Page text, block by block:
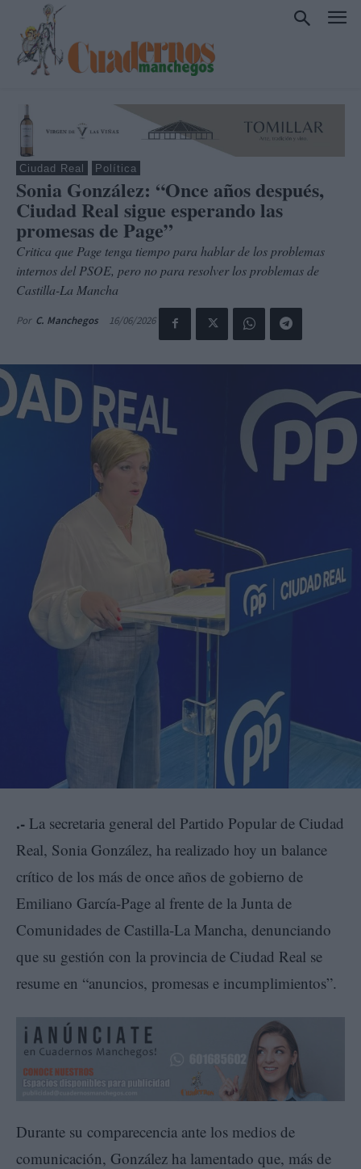
Ciudad Real Política
Sonia González: “Once años después,
Ciudad Real sigue esperando las
promesas de Page”
Critica que Page tenga tiempo para hablar de los problemas
internos del PSOE, pero no para resolver los problemas de
Castilla-La Mancha
Por C. Manchegos 16/06/2026
.- La secretaria general del Partido Popular de Ciudad
Real, Sonia González, ha realizado hoy un balance
crítico de los más de once años de gobierno de
Emiliano García-Page al frente de la Junta de
Comunidades de Castilla-La Mancha, denunciando
que su gestión con la provincia de Ciudad Real se
resume en “anuncios, promesas e incumplimientos”.
Durante su comparecencia ante los medios de
comunicación, González ha lamentado que, más de